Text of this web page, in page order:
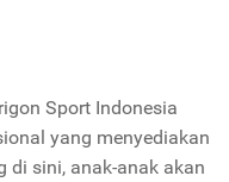
Sport Indonesia
yang menyediakan
di sini, anak-anak akan